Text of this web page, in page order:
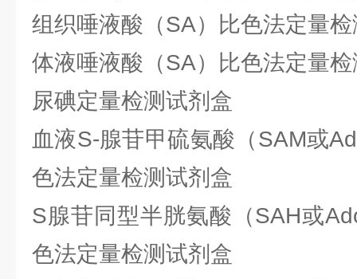
组织唾液酸（SA）比色法定量
体液唾液酸（SA）比色法定量
尿碘定量检测试剂盒
血液S-腺苷甲硫氨酸（SAM或
色法定量检测试剂盒
S腺苷同型半胱氨酸（SAH或
色法定量检测试剂盒